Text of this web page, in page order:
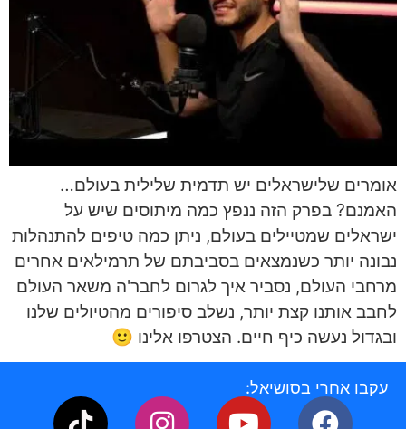
אומרים שלישראלים יש תדמית שלילית בעולם…
האמנם? בפרק הזה ננפץ כמה מיתוסים שיש על
ישראלים שמטיילים בעולם, ניתן כמה טיפים להתנהלות
נבונה יותר כשנמצאים בסביבתם של תרמילאים אחרים
מרחבי העולם, נסביר איך לגרום לחבר'ה משאר העולם
לחבב אותנו קצת יותר, נשלב סיפורים מהטיולים שלנו
ובגדול נעשה כיף חיים. הצטרפו אלינו 🙂
עקבו אחרי בסושיאל: